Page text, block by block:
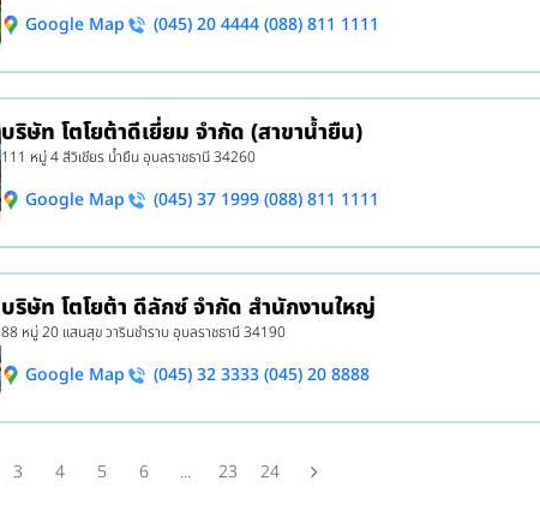
Google Map (045) 20 4444 (088) 811 1111
บริษัท โตโยต้าดีเยี่ยม จำกัด (สาขาน้ำยืน)
111 หมู่ 4 สีวิเชียร น้ำยืน อุบลราชธานี 34260
Google Map (045) 37 1999 (088) 811 1111
บริษัท โตโยต้า ดีลักซ์ จำกัด สำนักงานใหญ่
88 หมู่ 20 แสนสุข วารินชำราบ อุบลราชธานี 34190
Google Map (045) 32 3333 (045) 20 8888
3 4 5 6 ... 23 24